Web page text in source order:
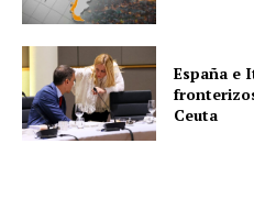
España e
Ceuta